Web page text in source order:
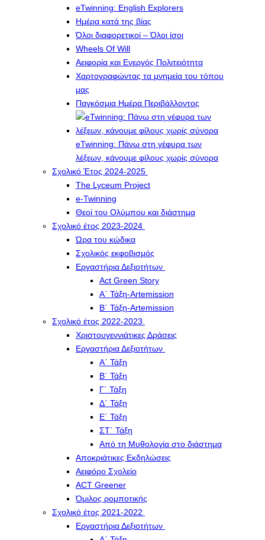
eTwinning: English Explorers
Ημέρα κατά της βίας
Όλοι διαφορετικοί – Όλοι ίσοι
Wheels Of Will
Αειφορία και Ενεργός Πολιτειότητα
Χαρτογραφώντας τα μνημεία του τόπου
μας
Παγκόσμια Ημέρα Περιβάλλοντος
eTwinning: Πάνω στη γέφυρα των
λέξεων, κάνουμε φίλους χωρίς σύνορα
Σχολικό Έτος 2024-2025
The Lyceum Project
e-Twinning
Θεοί του Ολύμπου και διάστημα
Σχολικό έτος 2023-2024
Ώρα του κώδικα
Σχολικός εκφοβισμός
Εργαστήρια Δεξιοτήτων
Act Green Story
Α΄ Τάξη-Artemission
Β΄ Τάξη-Artemission
Σχολικό έτος 2022-2023
Χριστουγεννιάτικες Δράσεις
Εργαστήρια Δεξιοτήτων
Α΄ Τάξη
Β΄ Τάξη
Γ΄ Τάξη
Δ΄ Τάξη
Ε΄ Τάξη
ΣΤ΄ Τάξη
Από τη Μυθολογία στο διάστημα
Αποκριάτικες Εκδηλώσεις
Αειφόρο Σχολείο
ACT Greener
Όμιλος ρομποτικής
Σχολικό έτος 2021-2022
Εργαστήρια Δεξιοτήτων